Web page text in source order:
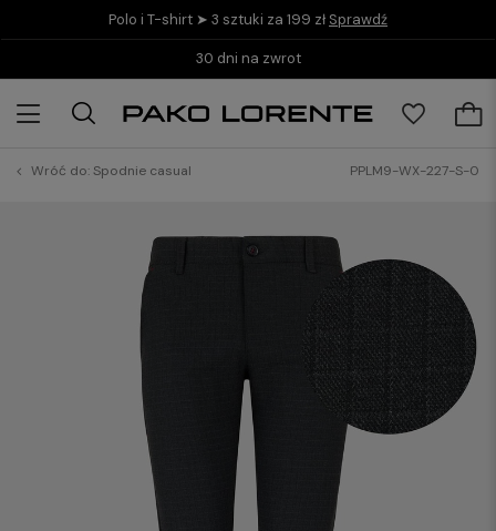
Polo i T-shirt ➤ 3 sztuki za 199 zł Sprawdź
30 dni na zwrot
Wróć do:Spodnie casual PPLM9-WX-227-S-0